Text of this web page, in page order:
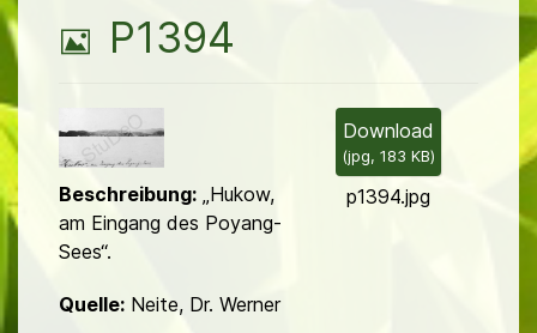
B
l
d
P1394
Download
(jpg, 183 KB)
p1394.jpg
Beschreibung: „Hukow,
am Eingang des Poyang-
Sees“.
Quelle: Neite, Dr. Werner